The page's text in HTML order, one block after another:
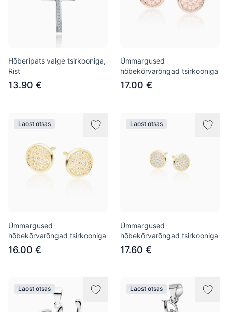
Hõberipats valge tsirkooniga,
Rist
13.90 €
Ümmargused
hõbekõrvarõngad tsirkooniga
17.00 €
Laost otsas
Ümmargused
hõbekõrvarõngad tsirkooniga
16.00 €
Laost otsas
Ümmargused
hõbekõrvarõngad tsirkooniga
17.60 €
Laost otsas Laost otsas